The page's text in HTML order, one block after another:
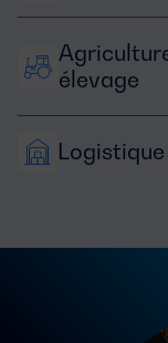
élevage
Logistique